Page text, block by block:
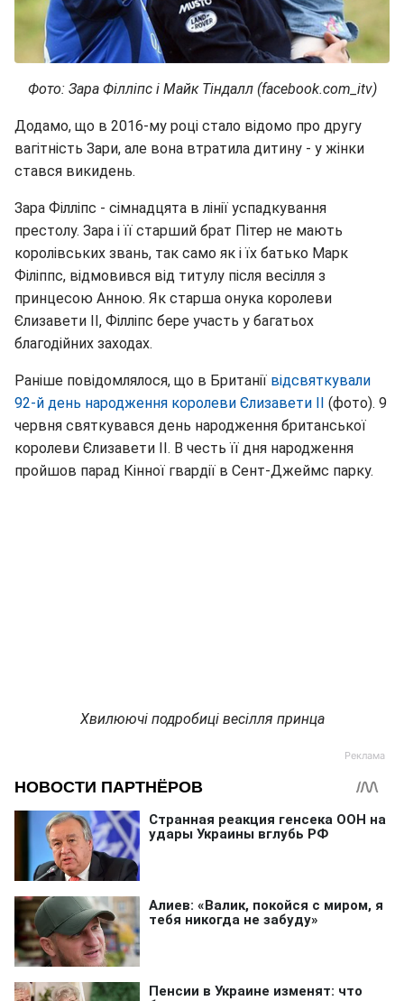
Фото: Зара Філліпс і Майк Тіндалл (facebook.com_itv)
Додамо, що в 2016-му році стало відомо про другу
вагітність Зари, але вона втратила дитину - у жінки
стався викидень.
Зара Філліпс - сімнадцята в лінії успадкування
престолу. Зара і її старший брат Пітер не мають
королівських звань, так само як і їх батько Марк
Філіппс, відмовився від титулу після весілля з
принцесою Анною. Як старша онука королеви
Єлизавети II, Філліпс бере участь у багатьох
благодійних заходах.
Раніше повідомлялося, що в Британії відсвяткували
92-й день народження королеви Єлизавети II (фото). 9
червня святкувався день народження британської
королеви Єлизавети II. В честь її дня народження
пройшов парад Кінної гвардії в Сент-Джеймс парку.
Хвилюючі подробиці весілля принца